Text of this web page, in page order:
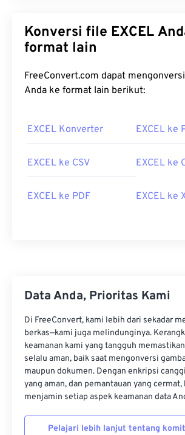
Konversi file EXCEL Anda ke
format lain
FreeConvert.com dapat mengonversi file
Anda ke format lain berikut:
EXCEL Konverter EXCEL ke
EXCEL ke CSV EXCEL ke
EXCEL ke PDF EXCEL ke
Data Anda, Prioritas Kami
Di FreeConvert, kami lebih dari sekadar
berkas—kami juga melindunginya.
keamanan kami yang tangguh
selalu aman, baik saat mengonversi
maupun dokumen. Dengan enkripsi
yang aman, dan pemantauan yang cermat,
menjamin setiap aspek keamanan data
Pelajari lebih lanjut tentang